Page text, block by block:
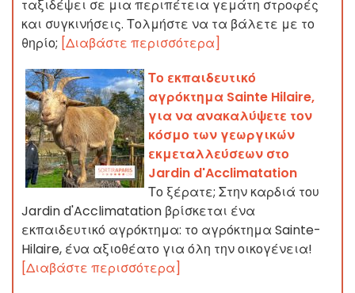
ταξιδέψει σε μια περιπέτεια γεμάτη στροφές
και συγκινήσεις. Τολμήστε να τα βάλετε με το
θηρίο; [Διαβάστε περισσότερα]
Το εκπαιδευτικό
αγρόκτημα Sainte Hilaire,
για να ανακαλύψετε τον
κόσμο των γεωργικών
εκμεταλλεύσεων στο
Jardin d'Acclimatation
Το ξέρατε; Στην καρδιά του
Jardin d'Acclimatation βρίσκεται ένα
εκπαιδευτικό αγρόκτημα: το αγρόκτημα Sainte-
Hilaire, ένα αξιοθέατο για όλη την οικογένεια!
[Διαβάστε περισσότερα]